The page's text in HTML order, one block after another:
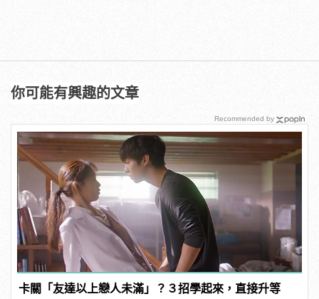
你可能有興趣的文章
卡關「友達以上戀人未滿」？３招學起來，直接升等
Recommended by